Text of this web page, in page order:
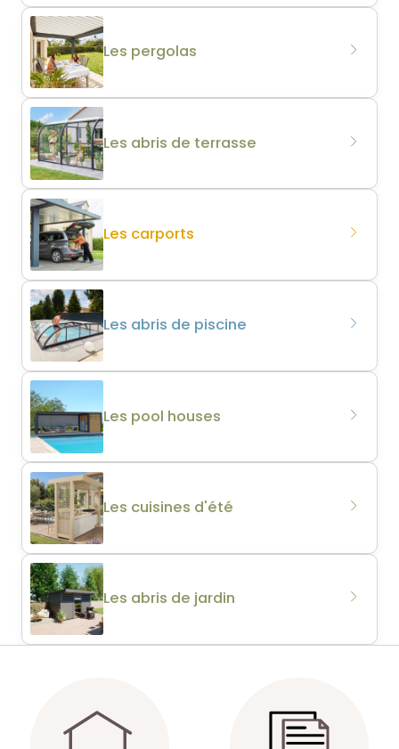
Les pergolas
Les abris de terrasse
Les carports
Les abris de piscine
Les pool houses
Les cuisines d'été
Les abris de jardin